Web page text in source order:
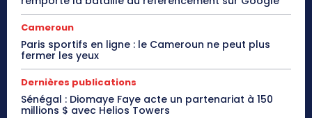
Cameroun
Paris sportifs en ligne : le Cameroun ne peut plus
fermer les yeux
Dernières publications
Sénégal : Diomaye Faye acte un partenariat à 150
millions $ avec Helios Towers